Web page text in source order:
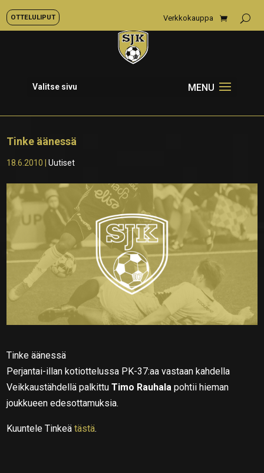
OTTELULIPUT Verkkokauppa
Valitse sivu
Tinke äänessä
18.6.2010 |Uutiset
Tinke äänessä
Perjantai-illan kotiottelussa PK-37:aa vastaan kahdella
Veikkaustähdellä palkittuTimo Rauhala pohtii hieman
joukkueen edesottamuksia.
Kuuntele Tinkeätästä.